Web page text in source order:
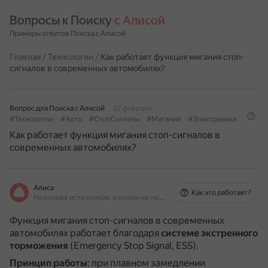
Вопросы к Поиску с Алисой
Примеры ответов Поиска с Алисой
Главная / Технологии / Как работает функция мигания стоп-
сигналов в современных автомобилях?
Вопрос для Поиска с Алисой
22 февраля
#Технологии
#Авто #СтопСигналы #Мигание #Электроника
Как работает функция мигания стоп-сигналов в
современных автомобилях?
Алиса
На основе источников, возможны неточности
Как это работает?
Функция мигания стоп-сигналов в современных
автомобилях работает благодаря системе экстренного
торможения (Emergency Stop Signal, ESS).
Принцип работы: при плавном замедлении